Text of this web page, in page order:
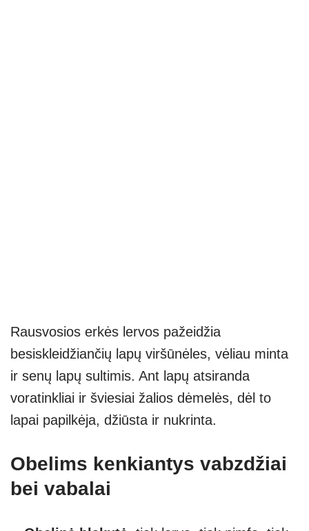
Rausvosios erkės lervos pažeidžia
besiskleidžiančių lapų viršūnėles, vėliau minta
ir senų lapų sultimis. Ant lapų atsiranda
voratinkliai ir šviesiai žalios dėmelės, dėl to
lapai papilkėja, džiūsta ir nukrinta.
Obelims kenkiantys vabzdžiai
bei vabalai